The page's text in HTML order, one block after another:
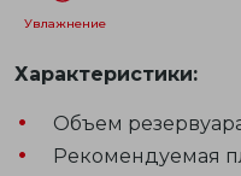
увлажнение
Характеристики:
Объем
Рекомендуемая